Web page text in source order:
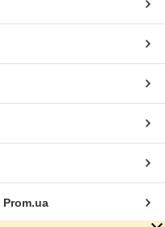
Prom.ua